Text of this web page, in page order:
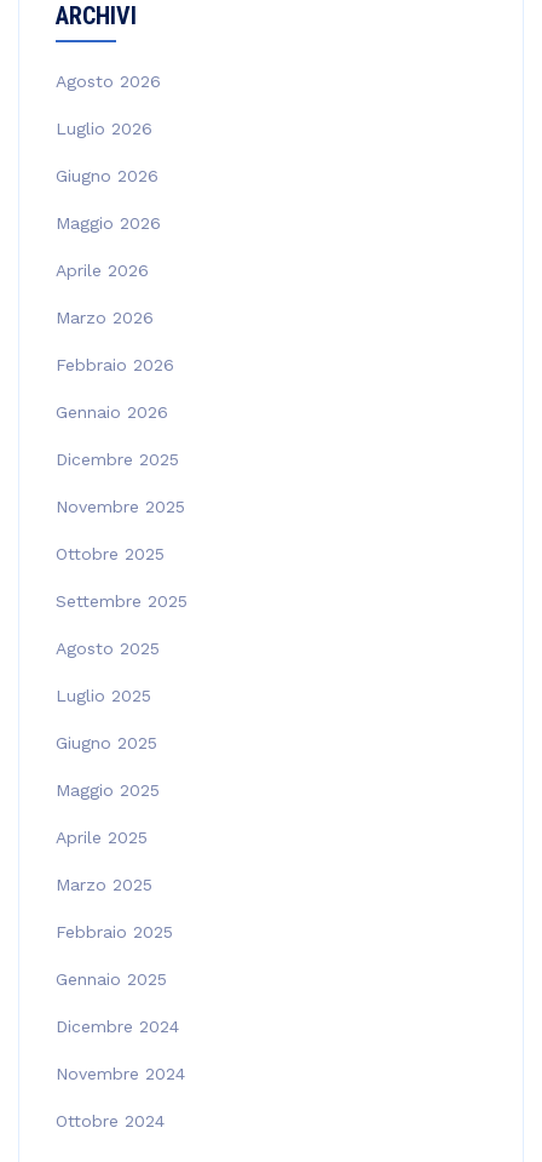
ARCHIVI
Agosto 2026
Luglio 2026
Giugno 2026
Maggio 2026
Aprile 2026
Marzo 2026
Febbraio 2026
Gennaio 2026
Dicembre 2025
Novembre 2025
Ottobre 2025
Settembre 2025
Agosto 2025
Luglio 2025
Giugno 2025
Maggio 2025
Aprile 2025
Marzo 2025
Febbraio 2025
Gennaio 2025
Dicembre 2024
Novembre 2024
Ottobre 2024